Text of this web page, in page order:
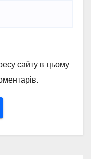
сайту в цьому